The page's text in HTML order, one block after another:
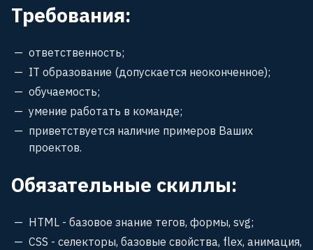
Требования:
ответственность;
IT образование (допускается неоконченное);
обучаемость;
умение работать в команде;
приветствуется наличие примеров Ваших
проектов.
Обязательные скиллы:
HTML - базовое знание тегов, формы, svg;
CSS - селекторы, базовые свойства, flex, анимация,